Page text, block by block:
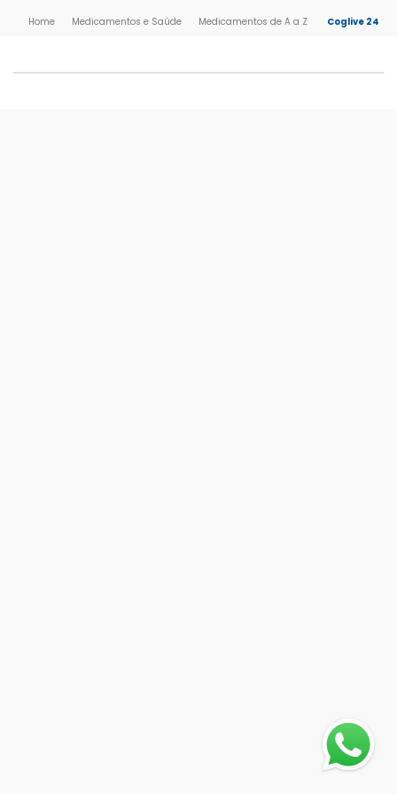
Medicamentos e Saúde Medicamentos de A a Z Coglive